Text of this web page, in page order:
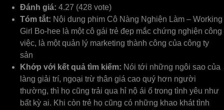
Đánh giá: 4.27 (428 vote)
Tóm tắt: Nội dung phim Cô Nàng Nghiện Làm – Working
Girl Bo-hee là một cô gái trẻ đẹp mắc chứng nghiện công
việc, là một quản lý marketing thành công của công ty
sản
Khớp với kết quả tìm kiếm: Nói tới những ngôi sao của
làng giải trí, ngoại trừ thân giá cao quý hơn người
thường, thì họ cũng trải qua hỉ nộ ái ố trong tình yêu như
bất kỳ ai. Khi còn trẻ họ cũng có những khao khát tình